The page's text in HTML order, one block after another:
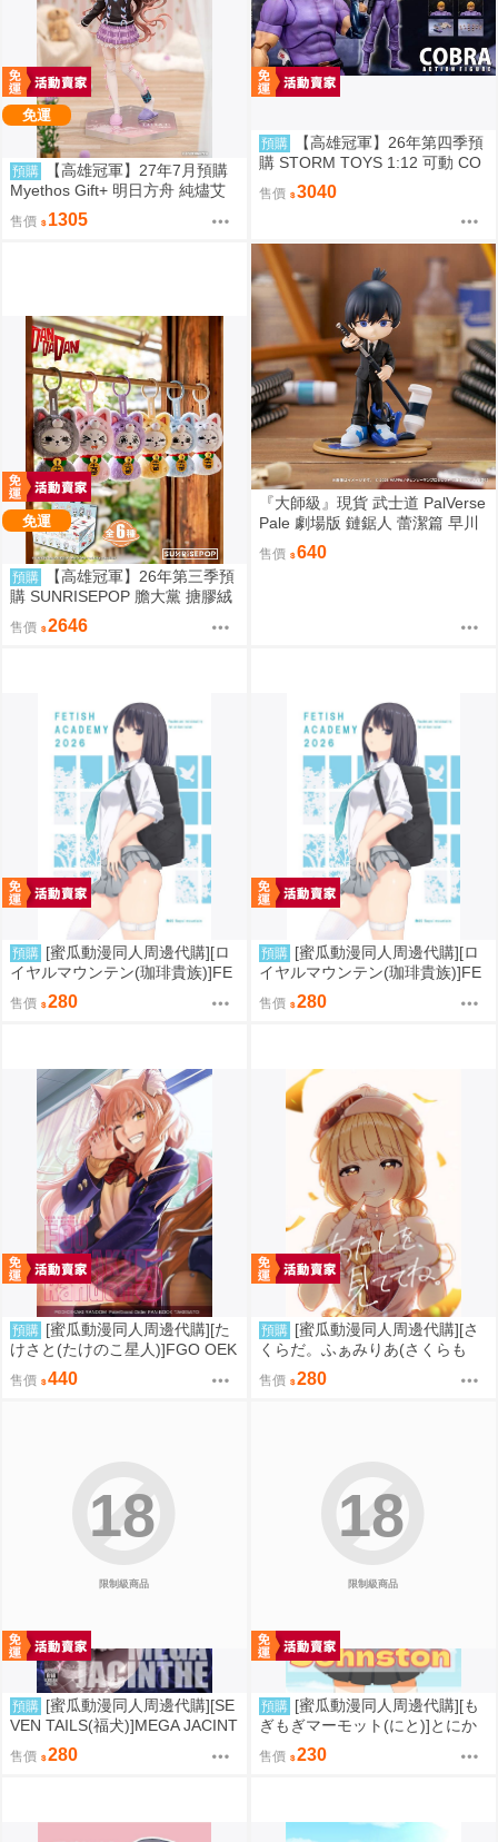
免運
預購
【高雄冠軍】27年7月預購
Myethos Gift+ 明日方舟 純燼艾
雅法拉 後來的故事Ver 1/8 1011
售價 1305
預購
【高雄冠軍】26年第四季預
購 STORM TOYS 1:12 可動 CO
BRA 眼鏡蛇 免訂金0825
售價 3040
免運
預購
【高雄冠軍】26年第三季預
購 SUNRISEPOP 膽大黨 搪膠絨
毛 晴天娃娃 6入盲盒套組 免運 0
819
售價 2646
『大師級』現貨 武士道 PalVerse
Pale 劇場版 鏈鋸人 蕾潔篇 早川
售價 640
預購 [蜜瓜動漫同人周邊代購][ロ
イヤルマウンテン(珈琲貴族)]FE
TISH ACADEMY【メロン限定
特典付】(同人誌)
售價 280
預購 [蜜瓜動漫同人周邊代購][ロ
イヤルマウンテン(珈琲貴族)]FE
TISH ACADEMY(同人誌)
售價 280
預購 [蜜瓜動漫同人周邊代購][た
けさと(たけのこ星人)]FGO OEK
AKI Random5(FGO)(同人誌)
售價 440
預購 [蜜瓜動漫同人周邊代購][さ
くらだ。ふぁみりあ(さくらも
ち)]あたしを、見ててね。(學園
偶像大師)(同人誌)
售價 280
限制級商品
18
預購 [蜜瓜動漫同人周邊代購][SE
VEN TAILS(福犬)]MEGA JACINT
HE(寶可夢)(同人誌)
售價 280
限制級商品
18
預購 [蜜瓜動漫同人周邊代購][も
ぎもぎマーモット(にと)]とにか
く脱ぎたいジョンストン(艦隊收
藏)(同人誌)
售價 230